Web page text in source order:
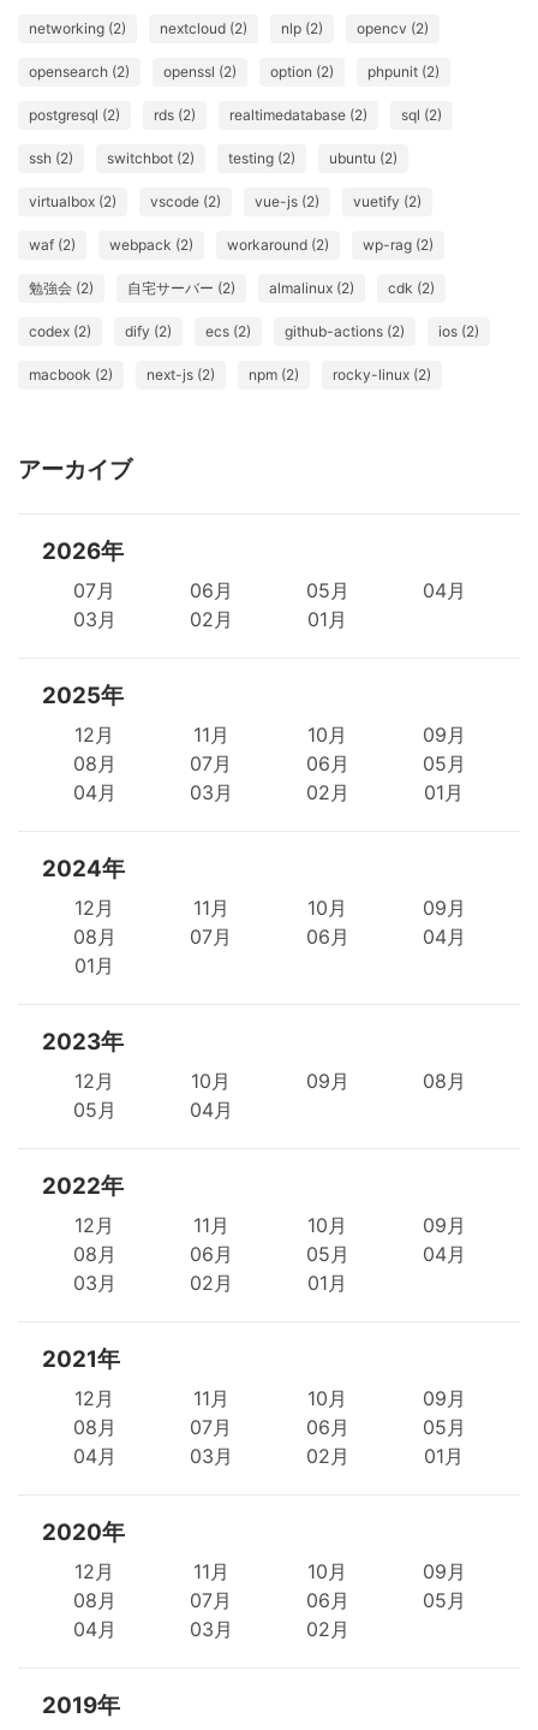
networking (2) nextcloud (2) nlp (2) opencv (2)
opensearch (2) openssl (2) option (2) phpunit (2)
postgresql (2) rds (2) realtimedatabase (2) sql (2)
ssh (2) switchbot (2) testing (2) ubuntu (2)
virtualbox (2) vscode (2) vue-js (2) vuetify (2)
waf (2) webpack (2) workaround (2) wp-rag (2)
勉強会 (2) 自宅サーバー (2) almalinux (2) cdk (2)
codex (2) dify (2) ecs (2) github-actions (2) ios (2)
macbook (2) next-js (2) npm (2) rocky-linux (2)
アーカイブ
2026年
07月 06月 05月
04月
03月
02月 01月
2025年
12月 11月 10月
09月
08月
07月 06月
05月
04月
03月 02月 01月
2024年
12月 11月 10月
09月
08月
07月 06月
04月
01月
2023年
12月 10月 09月
08月
05月
04月
2022年
12月 11月 10月
09月
08月
06月 05月
04月
03月
02月 01月
2021年
12月 11月 10月
09月
08月
07月 06月
05月
04月
03月 02月 01月
2020年
12月 11月 10月
09月
08月
07月 06月
05月
04月
03月 02月
2019年